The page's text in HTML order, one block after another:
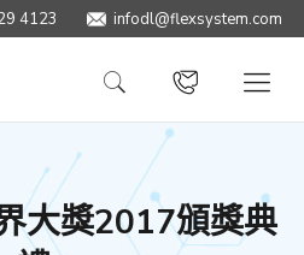
4123 infodl@flexsystem.com
大獎2017頒獎典